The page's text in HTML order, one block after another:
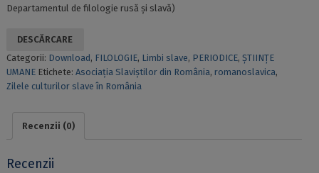
Departamentul de filologie rusă şi slavă)
DESCĂRCARE
Categorii: Download, FILOLOGIE, Limbi slave, PERIODICE, ȘTIINȚE
UMANE Etichete: Asociația Slaviștilor din România, romanoslavica,
Zilele culturilor slave în România
Recenzii (0)
Recenzii